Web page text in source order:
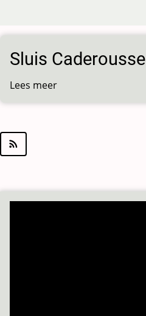
naar
de
inhoud
gaan
Sluis Caderousse
Lees meer